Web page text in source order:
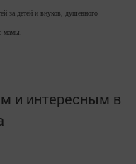
за детей и внуков, душевного
мамы.
и интересным в